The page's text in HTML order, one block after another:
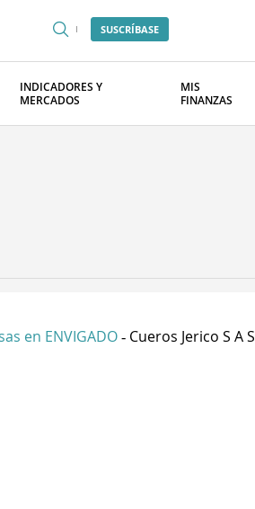
SUSCRÍBASE
INDICADORES Y
MERCADOS
MIS
FINANZAS
en ENVIGADO - Cueros Jerico S A S